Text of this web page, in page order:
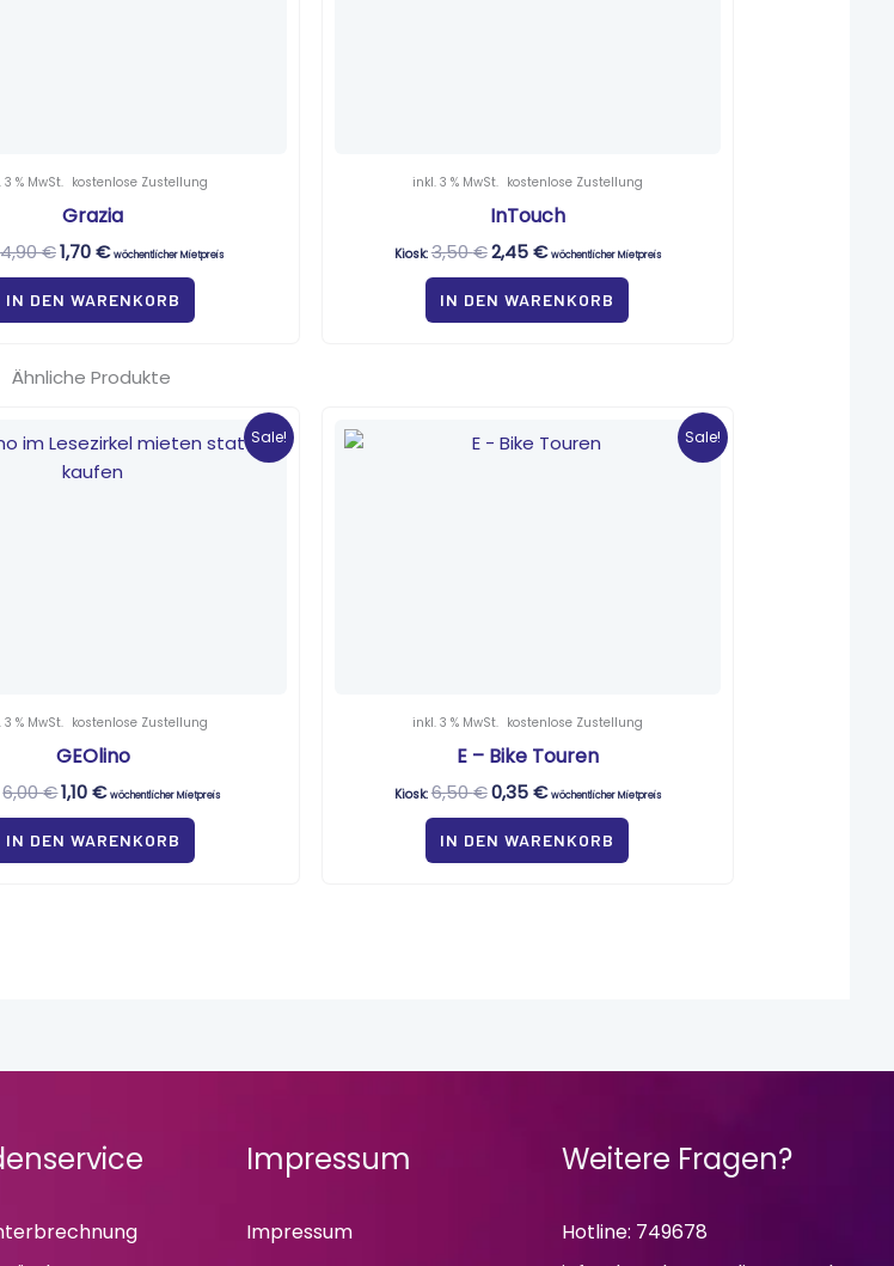
3 % MwSt. kostenlose Zustellung
Grazia
4,90€1,70€ wöchentlicher Mietpreis
IN DEN WARENKORB
inkl. 3 % MwSt. kostenlose Zustellung
InTouch
Kiosk: 3,50€2,45€ wöchentlicher Mietpreis
IN DEN WARENKORB
Ähnliche Produkte
Sale!
3 % MwSt. kostenlose Zustellung
GEOlino
6,00€
war:
1,10€
ist:
wöchentlicher Mietpreis
IN DEN WARENKORB
Sale!
inkl. 3 % MwSt. kostenlose Zustellung
E – Bike Touren
Kiosk: 6,50€
war:
0,35€
ist:
wöchentlicher Mietpreis
IN DEN WARENKORB
Impressum
Impressum
Weitere Fragen?
Hotline: 749678